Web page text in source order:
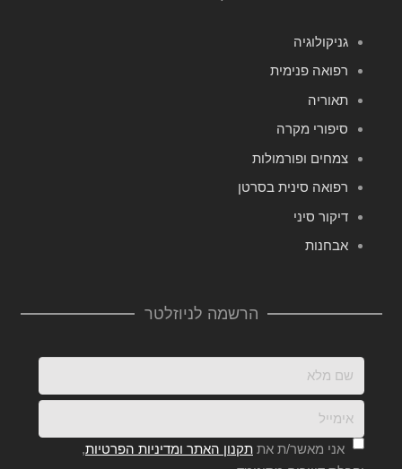
גניקולוגיה
רפואה פנימית
תאוריה
סיפורי מקרה
צמחים ופורמולות
רפואה סינית בסרטן
דיקור סיני
אבחנות
הרשמה לניוזלטר
אני מאשר/ת את תקנון האתר ומדיניות הפרטיות,